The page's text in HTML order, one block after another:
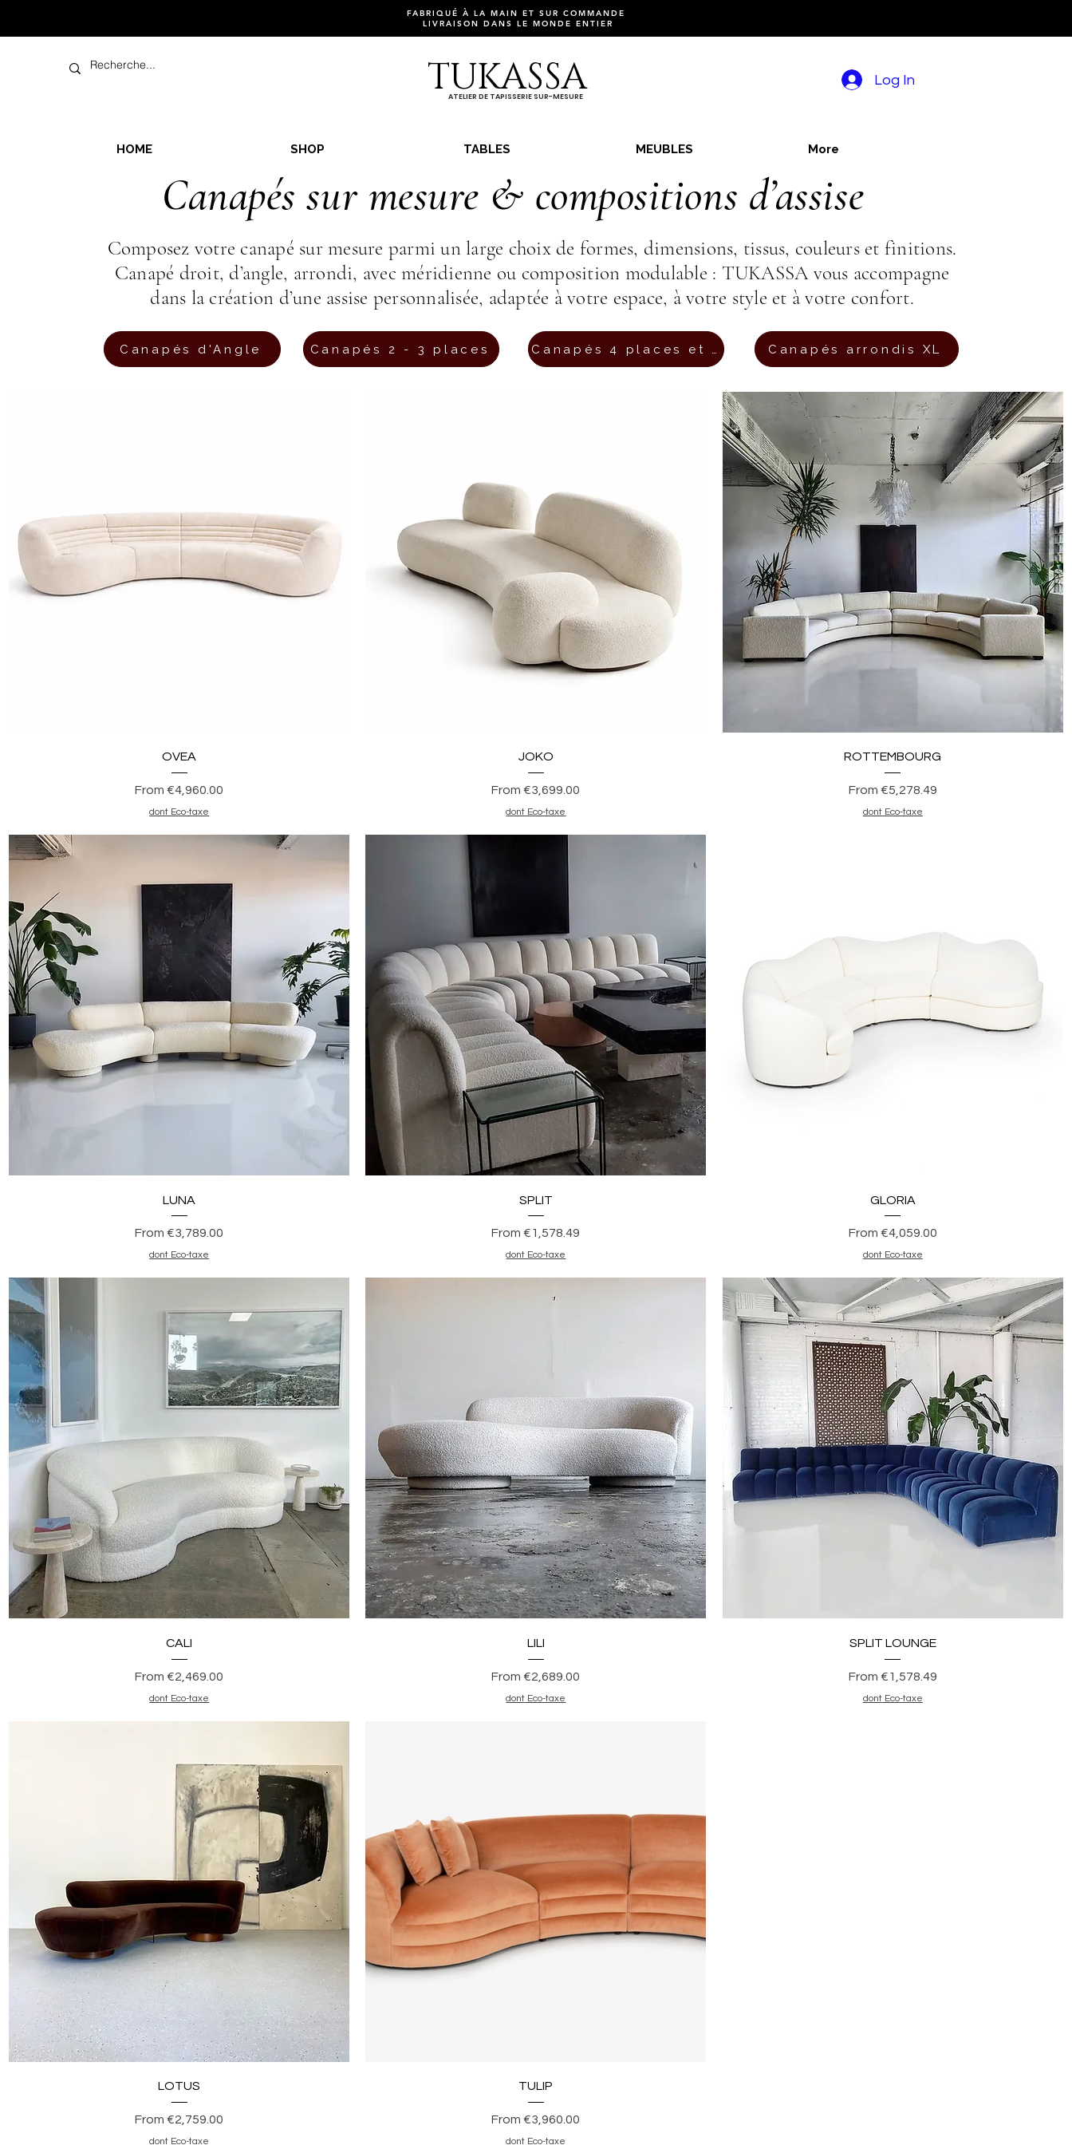
FABRIQUÉ À LA MAIN ET SUR COMMANDE
LIVRAISON DANS LE MONDE ENTIER
TUKASSA
ATELIER DE TAPISSERIE SUR-MESURE
Log In
HOME SHOP TABLES MEUBLES More
Canapés sur mesure & compositions d’assise
Composez votre canapé sur mesure parmi un large choix de formes, dimensions, tissus, couleurs et finitions.
Canapé droit, d’angle, arrondi, avec méridienne ou composition modulable : TUKASSA vous accompagne
dans la création d’une assise personnalisée, adaptée à votre espace, à votre style et à votre confort.
Canapés d'Angle Canapés 2 - 3 places Canapés arrondis XL
Quick View
OVEA
From €4,960.00
Sale Price
dont Eco-taxe
Quick View
JOKO
From €3,699.00
Sale Price
dont Eco-taxe
Quick View
ROTTEMBOURG
From €5,278.49
Sale Price
dont Eco-taxe
Quick View
LUNA
From €3,789.00
Sale Price
dont Eco-taxe
Quick View
SPLIT
From €1,578.49
Sale Price
dont Eco-taxe
Quick View
GLORIA
From €4,059.00
Sale Price
dont Eco-taxe
Quick View
CALI
From €2,469.00
Sale Price
dont Eco-taxe
Quick View
LILI
From €2,689.00
Sale Price
dont Eco-taxe
Quick View
SPLIT LOUNGE
From €1,578.49
Sale Price
dont Eco-taxe
Quick View
LOTUS
From €2,759.00
Sale Price
dont Eco-taxe
Quick View
TULIP
From €3,960.00
Sale Price
dont Eco-taxe